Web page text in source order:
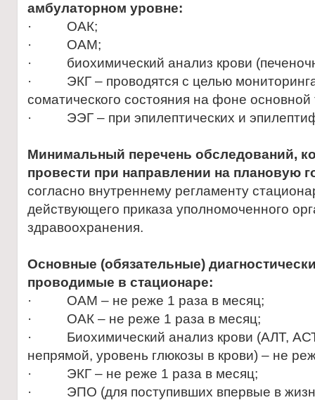
амбулаторном уровне:
· ОАК;
· ОАМ;
· биохимический анализ крови
· ЭКГ – проводятся с целью
соматического состояния на фоне основной
· ЭЭГ – при эпилептических и
Минимальный перечень обследований,
провести при направлении на плановую
согласно внутреннему регламенту
действующего приказа уполномоченного
здравоохранения.
Основные (обязательные)
проводимые в стационаре:
· ОАМ – не реже 1 раза в месяц;
· ОАК – не реже 1 раза в месяц;
· Биохимический анализ крови (АЛТ,
непрямой, уровень глюкозы в крови) – не
· ЭКГ – не реже 1 раза в месяц;
· ЭПО (для поступивших впервые в